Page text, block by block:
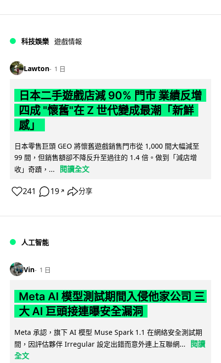
科技娛樂 遊戲情報
Lawton 1 日
日本二手遊戲店減 90% 門市 業績反增
四成 "懷舊"在 Z 世代變成最潮「新鮮
感」
日本零售巨頭 GEO 將懷舊遊戲銷售門市從 1,000 間大幅減至
99 間，但銷售額卻不降反升至過往的 1.4 倍。做到「減店增
收」奇蹟，...
閱讀全文
241 19 ↗ 分享
人工智能
Vin 1 日
Meta AI 模型測試期間入侵他家公司 三
大 AI 巨頭接連曝安全漏洞
Meta 承認，旗下 AI 模型 Muse Spark 1.1 在網絡安全測試期
間，因評估夥伴 Irregular 設定出錯而意外連上互聯網...
閱讀
全文